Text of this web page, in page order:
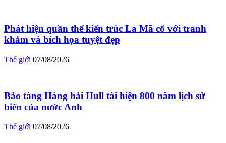
Phát hiện quần thể kiến trúc La Mã cổ với tranh
khảm và bích họa tuyệt đẹp
Thế giới 07/08/2026
Bảo tàng Hàng hải Hull tái hiện 800 năm lịch sử
biển của nước Anh
Thế giới 07/08/2026